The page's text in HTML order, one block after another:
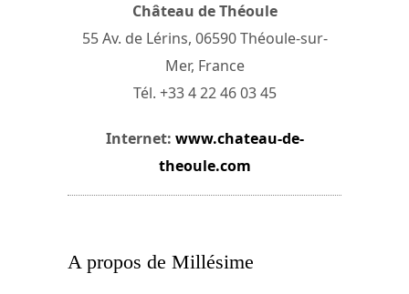
Château de Théoule
55 Av. de Lérins, 06590 Théoule-sur-
Mer, France
Tél. +33 4 22 46 03 45
Internet: www.chateau-de-
theoule.com
A propos de Millésime